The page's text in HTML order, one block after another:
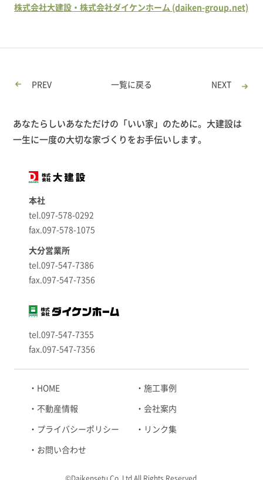
株式会社大建設・株式会社ダイケンホーム (daiken-group.net)
PREV 一覧に戻る NEXT
あなたらしいあなただけの「いい家」のために。大建設は
一生に一度の大切な家づくりをお手伝いします。
本社
tel.097-578-0292
fax.097-578-1075
大分営業所
tel.097-547-7386
fax.097-547-7356
tel.097-547-7355
fax.097-547-7356
HOME 施工事例
不動産情報 会社案内
プライバシーポリシー リンク集
お問い合わせ
©Daikensetu Co.,Ltd All Rights Reserved.